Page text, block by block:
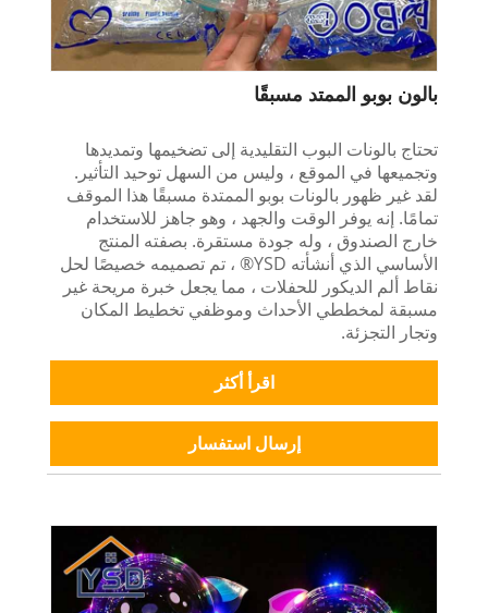
بالون بوبو الممتد مسبقًا
تحتاج بالونات البوب ​​التقليدية إلى تضخيمها وتمديدها
وتجميعها في الموقع ، وليس من السهل توحيد التأثير.
لقد غير ظهور بالونات بوبو الممتدة مسبقًا هذا الموقف
تمامًا. إنه يوفر الوقت والجهد ، وهو جاهز للاستخدام
خارج الصندوق ، وله جودة مستقرة. بصفته المنتج
الأساسي الذي أنشأته YSD® ، تم تصميمه خصيصًا لحل
نقاط ألم الديكور للحفلات ، مما يجعل خبرة مريحة غير
مسبقة لمخططي الأحداث وموظفي تخطيط المكان
وتجار التجزئة.
اقرأ أكثر
إرسال استفسار